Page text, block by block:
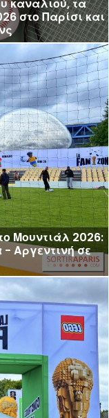
καναλιού, τα
στο Παρίσι και
Μουντιάλ 2026:
- Αργεντινή σε